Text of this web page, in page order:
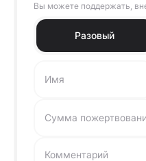
Вы можете поддержать,
Разовый
Имя
Сумма
Комментарий